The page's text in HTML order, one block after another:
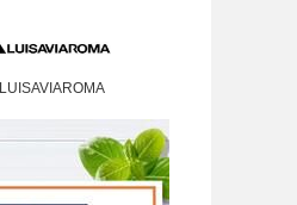
LUISAVIAROMA